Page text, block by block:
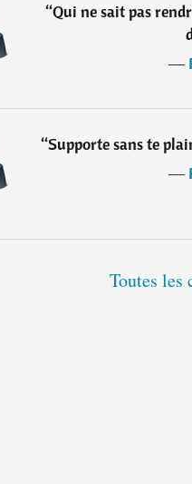
“Qui ne sait pas
―
“Supporte sans te
―
Toutes les